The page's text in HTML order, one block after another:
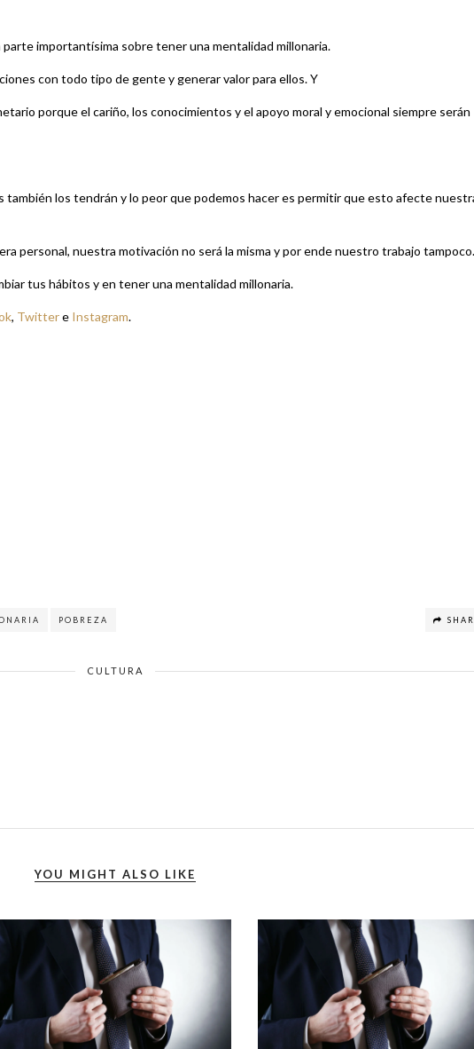
importantísima sobre tener una mentalidad millonaria.
con todo tipo de gente y generar valor para ellos. Y
porque el cariño, los conocimientos y el apoyo moral y emocional siempre serán
también los tendrán y lo peor que podemos hacer es permitir que esto afecte
personal, nuestra motivación no será la misma y por ende nuestro trabajo tampoco.
tus hábitos y en tener una mentalidad millonaria.
, Twittere Instagram.
POBREZA
CULTURA
YOU MIGHT ALSO LIKE